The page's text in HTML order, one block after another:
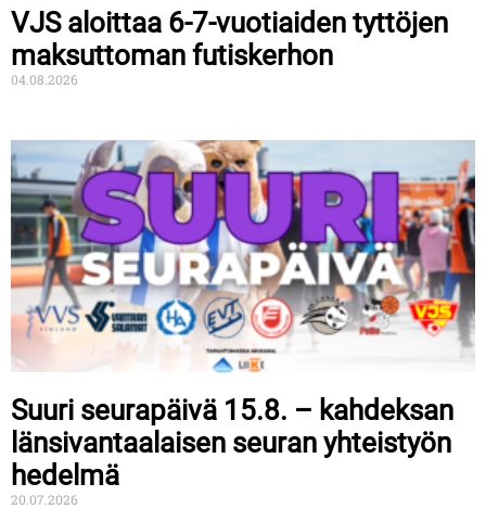
VJS aloittaa 6-7-vuotiaiden tyttöjen
maksuttoman futiskerhon
04.08.2026
Suuri seurapäivä 15.8. – kahdeksan
länsivantaalaisen seuran yhteistyön
hedelmä
20.07.2026